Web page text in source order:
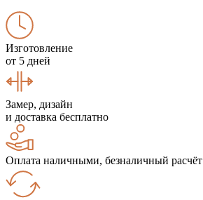
Изготовление
от 5 дней
Замер, дизайн
и доставка бесплатно
Оплата наличными, безналичный расчёт